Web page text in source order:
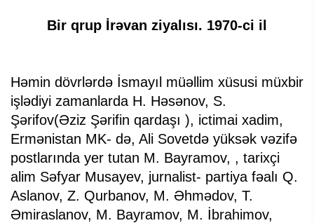
Bir qrup İrəvan ziyalısı. 1970-ci il
Həmin dövrlərdə İsmayıl müəllim xüsusi müxbir
işlədiyi zamanlarda H. Həsənov, S.
Şərifov(Əziz Şərifin qardaşı ), ictimai xadim,
Ermənistan MK- də, Ali Sovetdə yüksək vəzifə
postlarında yer tutan M. Bayramov, , tarixçi
alim Səfyar Musayev, jurnalist- partiya fəalı Q.
Aslanov, Z. Qurbanov, M. Əhmədov, T.
Əmiraslanov, M. Bayramov, M. İbrahimov,